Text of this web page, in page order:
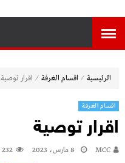
الرئيسية ⁄ اقسام الغرفة ⁄ اقرار توصية
اقسام الغرفة
اقرار توصية
MCC 8 مارس، 2023 232